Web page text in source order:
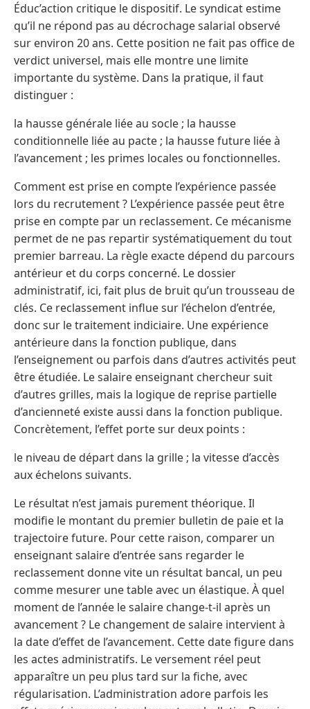
Éduc’action critique le dispositif. Le syndicat estime
qu’il ne répond pas au décrochage salarial observé
sur environ 20 ans. Cette position ne fait pas office de
verdict universel, mais elle montre une limite
importante du système. Dans la pratique, il faut
distinguer :
la hausse générale liée au socle ; la hausse
conditionnelle liée au pacte ; la hausse future liée à
l’avancement ; les primes locales ou fonctionnelles.
Comment est prise en compte l’expérience passée
lors du recrutement ? L’expérience passée peut être
prise en compte par un reclassement. Ce mécanisme
permet de ne pas repartir systématiquement du tout
premier barreau. La règle exacte dépend du parcours
antérieur et du corps concerné. Le dossier
administratif, ici, fait plus de bruit qu’un trousseau de
clés. Ce reclassement influe sur l’échelon d’entrée,
donc sur le traitement indiciaire. Une expérience
antérieure dans la fonction publique, dans
l’enseignement ou parfois dans d’autres activités peut
être étudiée. Le salaire enseignant chercheur suit
d’autres grilles, mais la logique de reprise partielle
d’ancienneté existe aussi dans la fonction publique.
Concrètement, l’effet porte sur deux points :
le niveau de départ dans la grille ; la vitesse d’accès
aux échelons suivants.
Le résultat n’est jamais purement théorique. Il
modifie le montant du premier bulletin de paie et la
trajectoire future. Pour cette raison, comparer un
enseignant salaire d’entrée sans regarder le
reclassement donne vite un résultat bancal, un peu
comme mesurer une table avec un élastique. À quel
moment de l’année le salaire change-t-il après un
avancement ? Le changement de salaire intervient à
la date d’effet de l’avancement. Cette date figure dans
les actes administratifs. Le versement réel peut
apparaître un peu plus tard sur la fiche, avec
régularisation. L’administration adore parfois les